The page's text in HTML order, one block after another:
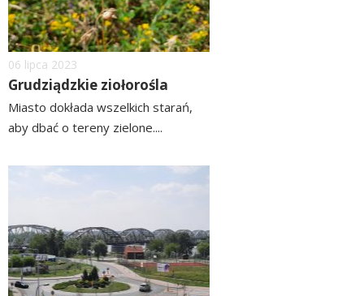
Dodano
06 lipca 2023
Grudziądzkie ziołorośla
Miasto dokłada wszelkich starań,
aby dbać o tereny zielone....
więcej